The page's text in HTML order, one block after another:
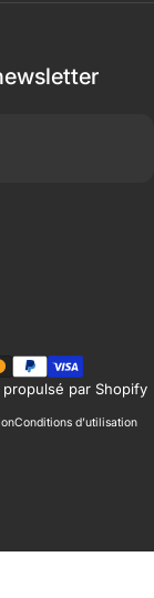
par Shopify
Conditions d’utilisation